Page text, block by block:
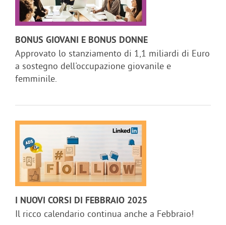
BONUS GIOVANI E BONUS DONNE
Approvato lo stanziamento di 1,1 miliardi di Euro
a sostegno dell'occupazione giovanile e
femminile.
I NUOVI CORSI DI FEBBRAIO 2025
Il ricco calendario continua anche a Febbraio!